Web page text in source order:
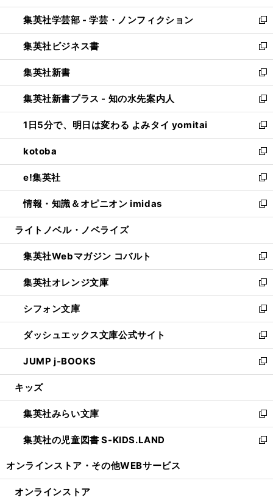
開
く
ウ
で
開
く
ン
ド
ウ
で
開
く
ウ
ィ
ン
ド
ウ
で
開
く
集英社学芸部 - 学芸・ノンフィクション
新
し
い
ウ
ィ
ン
ド
ウ
で
開
く
集英社ビジネス書
新
し
い
ウ
ィ
ン
ド
ウ
で
開
く
集英社新書
新
し
い
ウ
ィ
ン
ド
ウ
で
開
く
集英社新書プラス - 知の水先案内人
新
し
い
ウ
ィ
ン
ド
ウ
で
開
1日5分で、明日は変わる よみタイ yomitai
新
し
い
ウ
ィ
ン
ド
ウ
開
く
kotoba
新
し
い
ウ
ィ
ン
ウ
で
開
く
e!集英社
新
し
い
ウ
ン
ド
ウ
で
開
く
情報・知識＆オピニオン imidas
新
し
ウ
ィ
ン
ド
ウ
で
開
く
ライトノベル・ノベライズ
集英社Webマガジン コバルト
新
し
い
ウ
ィ
ン
ド
ウ
で
開
集英社オレンジ文庫
新
し
い
ウ
ィ
ン
ド
ウ
開
く
シフォン文庫
新
し
い
ウ
ィ
ン
ウ
で
開
く
ダッシュエックス文庫公式サイト
新
し
い
ウ
ン
ド
ウ
で
JUMP j-BOOKS
新
し
ウ
ィ
ン
ド
開
キッズ
集英社みらい文庫
新
し
い
ン
集英社の児童図書 S-KIDS.LAND
新
ウ
オンラインストア・ その他WEBサービス
オンラインストア